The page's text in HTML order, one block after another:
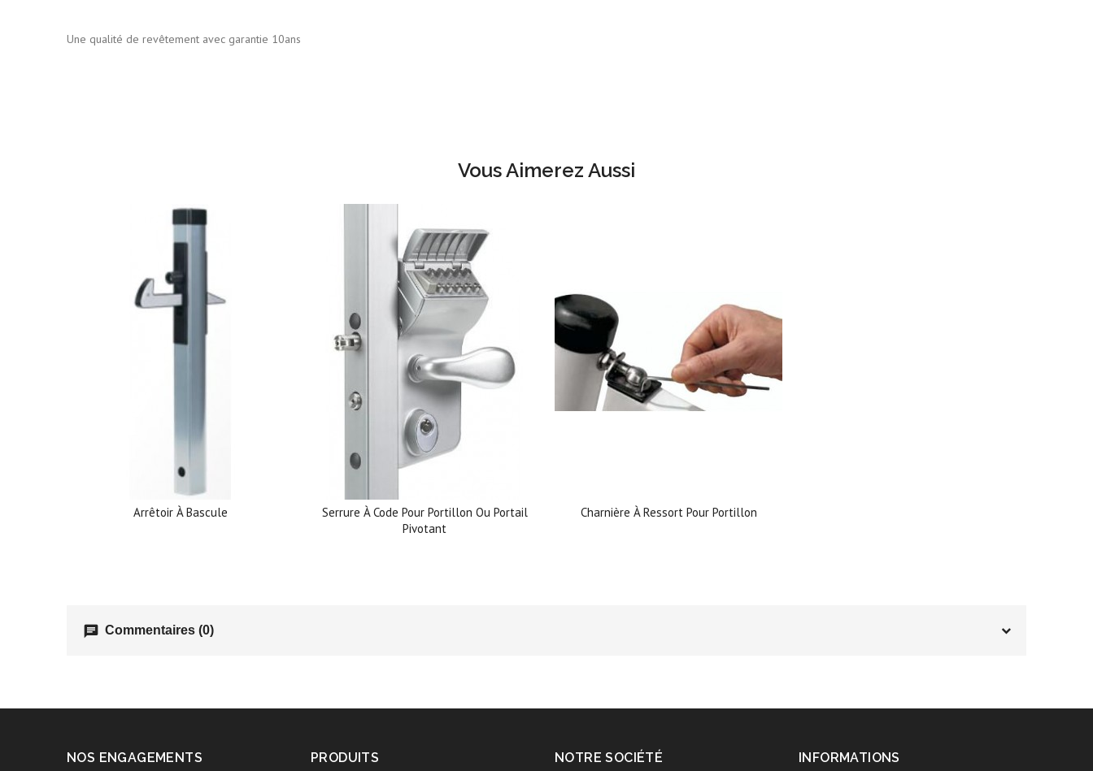
Une qualité de revêtement avec garantie 10ans
Vous Aimerez Aussi
Arrêtoir À Bascule
Serrure À Code Pour Portillon Ou Portail
Pivotant
Charnière À Ressort Pour Portillon
chat Commentaires (0)
NOS ENGAGEMENTS PRODUITS NOTRE SOCIÉTÉ INFORMATIONS